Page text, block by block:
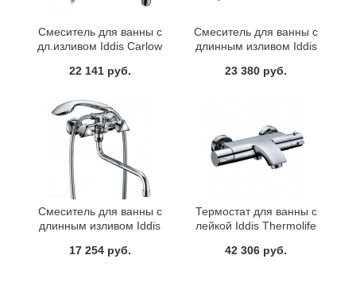
Смеситель для ванны с
дл.изливом Iddis Carlow
22 141 руб.
Смеситель для ванны с
длинным изливом Iddis
23 380 руб.
Смеситель для ванны с
длинным изливом Iddis
17 254 руб.
Термостат для ванны с
лейкой Iddis Thermolife
42 306 руб.